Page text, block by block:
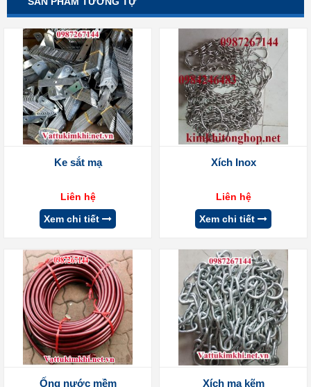
Ke sắt mạ
Liên hệ
Xem chi tiết
Xích Inox
Liên hệ
Xem chi tiết
Ống nước mềm Xích mạ kẽm